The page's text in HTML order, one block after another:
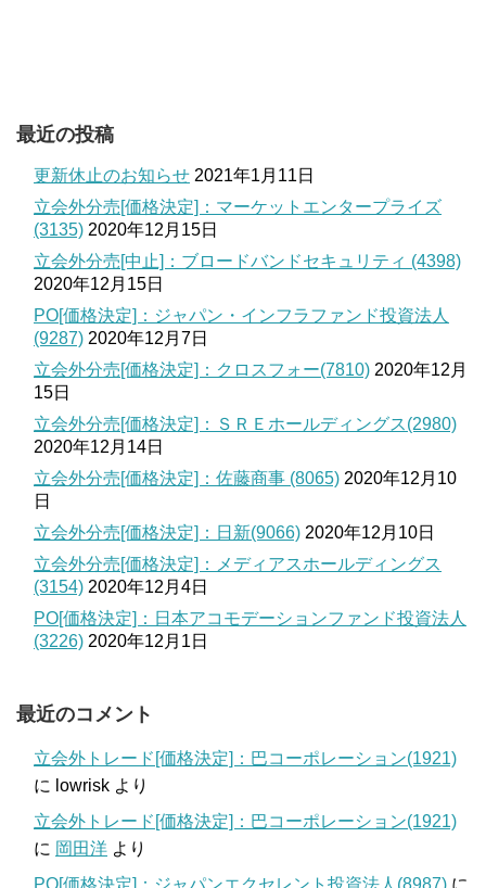
最近の投稿
更新休止のお知らせ 2021年1月11日
立会外分売[価格決定]：マーケットエンタープライズ
(3135) 2020年12月15日
立会外分売[中止]：ブロードバンドセキュリティ (4398)
2020年12月15日
PO[価格決定]：ジャパン・インフラファンド投資法人
(9287) 2020年12月7日
立会外分売[価格決定]：クロスフォー(7810) 2020年12月
15日
立会外分売[価格決定]：ＳＲＥホールディングス(2980)
2020年12月14日
立会外分売[価格決定]：佐藤商事 (8065) 2020年12月10
日
立会外分売[価格決定]：日新(9066) 2020年12月10日
立会外分売[価格決定]：メディアスホールディングス
(3154) 2020年12月4日
PO[価格決定]：日本アコモデーションファンド投資法人
(3226) 2020年12月1日
最近のコメント
立会外トレード[価格決定]：巴コーポレーション(1921)
に lowrisk より
立会外トレード[価格決定]：巴コーポレーション(1921)
に 岡田洋 より
PO[価格決定]：ジャパンエクセレント投資法人(8987) に